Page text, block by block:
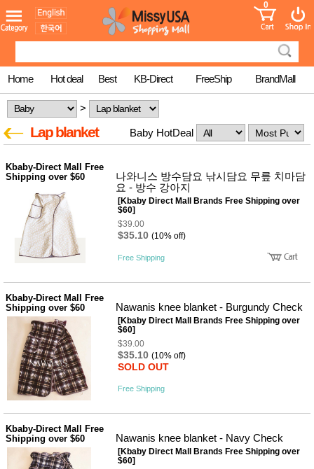
도 어린이
청소년
컬러링
북
한국학
습지
습지
국 송
꽃배송
홍삼전
문브랜
건강보
조제품
기능성
건강식
Diet/여
성용품
뷰 스킨케
어
메이크
업
헤어케
어/염색
바디케
어/향수
미용제
품
주방가
MissyShop
Login
0
Home Hot deal Best KB-Direct FreeShip BrandMall
>
Lap blanket Baby HotDeal
Kbaby-Direct Mall Free
Shipping over $60
나와니스 방수담요 낚시담요 무릎 치마담
요 - 방수 강아지
[Kbaby Direct Mall Brands Free Shipping over
$60]
$39.00
$35.10 (10% off)
Free Shipping
Kbaby-Direct Mall Free
Shipping over $60
Nawanis knee blanket - Burgundy Check
[Kbaby Direct Mall Brands Free Shipping over
$60]
$39.00
$35.10 (10% off)
SOLD OUT
Free Shipping
Kbaby-Direct Mall Free
Shipping over $60
Nawanis knee blanket - Navy Check
[Kbaby Direct Mall Brands Free Shipping over
$60]